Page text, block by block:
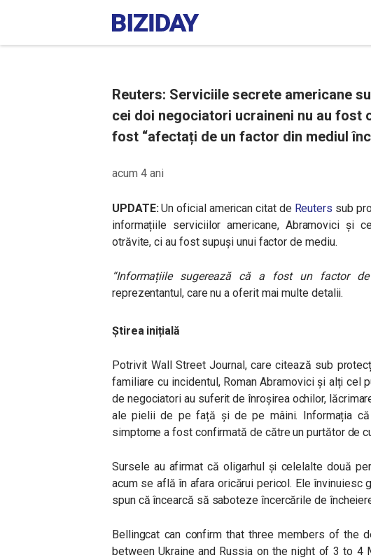
Reuters: Serviciile secrete americane
cei doi negociatori ucraineni nu au fost
fost “afectați de un factor din mediul
acum 4 ani
UPDATE:Un oficial american citat de Reuters sub
informațiile serviciilor americane, Abramovici și
otrăvite, ci au fost supuși unui factor de mediu.
“Informațiile sugerează că a fost un factor
reprezentantul, care nu a oferit mai multe detalii.
Știrea inițială
Potrivit Wall Street Journal, care citează sub
familiare cu incidentul, Roman Abramovici și alți cel
de negociatori au suferit de înroșirea ochilor,
ale pielii de pe față și de pe mâini. Informația
simptome a fost confirmată de către un purtător de
Sursele au afirmat că oligarhul și celelalte două
acum se află în afara oricărui pericol. Ele învinuiesc
spun că încearcă să saboteze încercările de
Bellingcat can confirm that three members of the
between Ukraine and Russia on the night of 3 to 4